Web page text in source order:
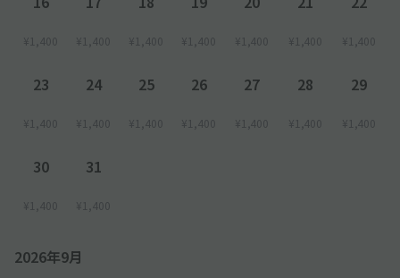
¥1,400 ¥1,400 ¥1,400 ¥1,400 ¥1,400 ¥1,400 ¥1,400
23
¥1,400
24
¥1,400
25
¥1,400
26
¥1,400
27
¥1,400
28
¥1,400
29
¥1,400
30
¥1,400
31
¥1,400
2026年9月